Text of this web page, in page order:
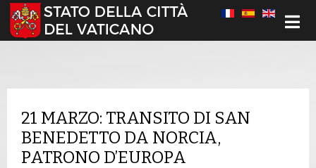
Seleziona la tua lingua
21 MARZO: TRANSITO DI SAN
BENEDETTO DA NORCIA,
PATRONO D’EUROPA